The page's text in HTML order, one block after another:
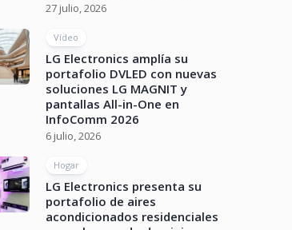
27 julio, 2026
Vídeo
LG Electronics amplía su
portafolio DVLED con nuevas
soluciones LG MAGNIT y
pantallas All-in-One en
InfoComm 2026
6 julio, 2026
Hogar
LG Electronics presenta su
portafolio de aires
acondicionados residenciales